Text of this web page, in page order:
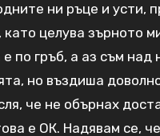
ни ръце и
целува зърното
по гръб, а аз съм
но въздиша
че не обърнах
е ОК. Надявам се,